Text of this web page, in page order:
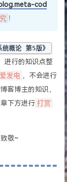
cod
！
统概论 第5版》
进行的知识点整
发电 ，不会进行
客博主的知识，
下方进行 打赏
敬~